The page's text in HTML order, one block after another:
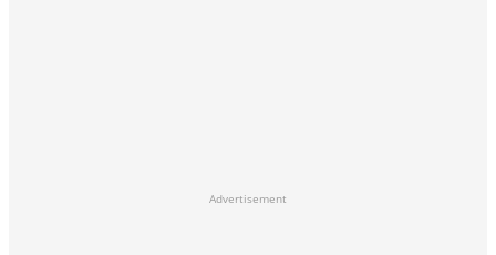
Advertisement